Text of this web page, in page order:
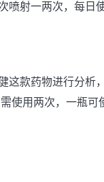
喷射一两次，每日
这款药物进行分析
使用两次，一瓶